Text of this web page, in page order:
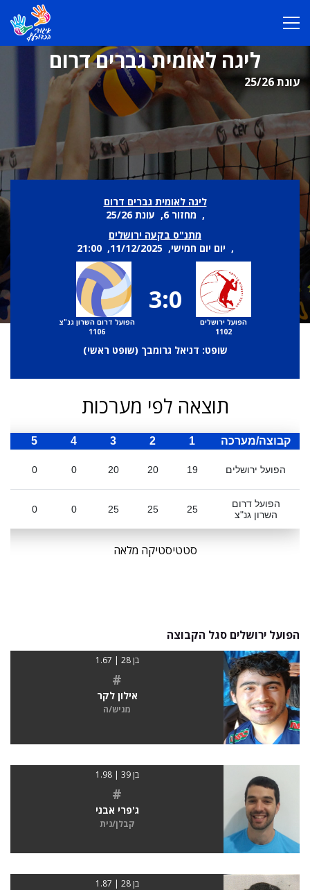
ליגה לאומית גברים דרום
עונת 25/26
ליגה לאומית גברים דרום
, מחזור 6, עונת 25/26
מתנ"ס בקעה ירושלים
, יום יום חמישי, 11/12/2025, 21:00
הפועל ירושלים
1102
3:0
הפועל דרום השרון גנ"צ
1106
שופט: דניאל גרומבך (שופט ראשי)
תוצאה לפי מערכות
קבוצה/מערכה 1
2
3
4
5
הפועל ירושלים 19
20
20
0
0
הפועל דרום
השרון גנ"צ
25
25
25
0
0
סטטיסטיקה מלאה
הפועל ירושלים סגל הקבוצה
בן 28 | 1.67
#
אילון לקר
מגיש/ה
בן 39 | 1.98
#
ג'פרי אבני
קבלן/נית
בן 28 | 1.87